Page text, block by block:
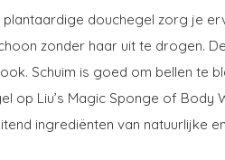
plantaardige douchegel zorg je
zonder haar uit te drogen.
Schuim is goed om bellen te
op Liu’s Magic Sponge of Body
ingrediënten van natuurlijke